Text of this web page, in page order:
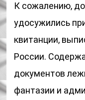
К сожалению,
удосужились
квитанции,
России.
документов
фантазии и